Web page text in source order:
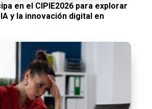
en el CIPIE2026 para explorar
y la innovación digital en